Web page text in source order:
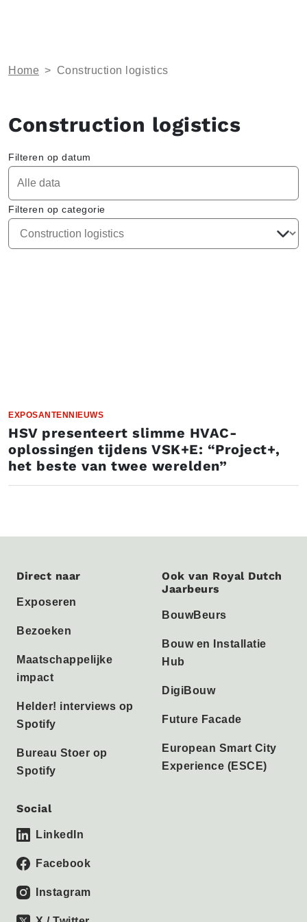
Home > Construction logistics
Construction logistics
Filteren op datum
Filteren op categorie
EXPOSANTENNIEUWS
HSV presenteert slimme HVAC-
oplossingen tijdens VSK+E: “Project+,
het beste van twee werelden”
Direct naar
Exposeren
Bezoeken
Maatschappelijke
impact
Helder! interviews op
Spotify
Bureau Stoer op
Spotify
Ook van Royal Dutch
Jaarbeurs
BouwBeurs
Bouw en Installatie
Hub
DigiBouw
Future Facade
European Smart City
Experience (ESCE)
Social
LinkedIn
Facebook
Instagram